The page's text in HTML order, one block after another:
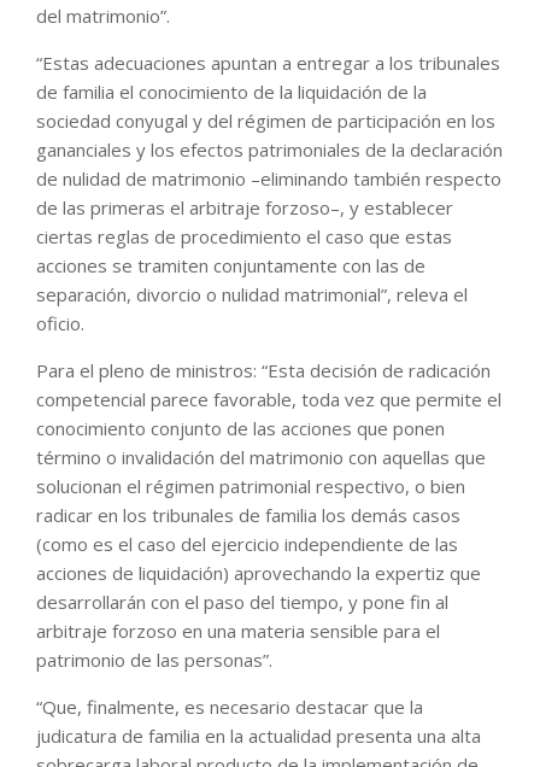
del matrimonio”.
“Estas adecuaciones apuntan a entregar a los tribunales
de familia el conocimiento de la liquidación de la
sociedad conyugal y del régimen de participación en los
gananciales y los efectos patrimoniales de la declaración
de nulidad de matrimonio –eliminando también respecto
de las primeras el arbitraje forzoso–, y establecer
ciertas reglas de procedimiento el caso que estas
acciones se tramiten conjuntamente con las de
separación, divorcio o nulidad matrimonial”, releva el
oficio.
Para el pleno de ministros: “Esta decisión de radicación
competencial parece favorable, toda vez que permite el
conocimiento conjunto de las acciones que ponen
término o invalidación del matrimonio con aquellas que
solucionan el régimen patrimonial respectivo, o bien
radicar en los tribunales de familia los demás casos
(como es el caso del ejercicio independiente de las
acciones de liquidación) aprovechando la expertiz que
desarrollarán con el paso del tiempo, y pone fin al
arbitraje forzoso en una materia sensible para el
patrimonio de las personas”.
“Que, finalmente, es necesario destacar que la
judicatura de familia en la actualidad presenta una alta